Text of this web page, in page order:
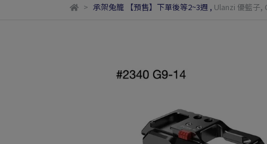
承架兔籠 【預售】下單後等2~3週 , Ulanzi 優籃子,